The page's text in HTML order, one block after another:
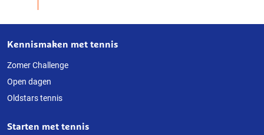
Over
deze
website
Kennismaken met tennis
Zomer Challenge
Open dagen
Oldstars tennis
Starten met tennis